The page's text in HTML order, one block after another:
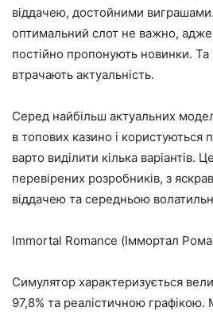
віддачею, достойними
оптимальний слот не важно,
постійно пропонують новинки. Та
втрачають актуальність.
Серед найбільш актуальних
в топових казино і користуються
варто виділити кілька варіантів.
перевірених розробників, з
віддачею та середньою
Immortal Romance (Іммортал
Симулятор характеризується
97,8% та реалістичною